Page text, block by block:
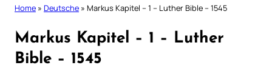
Home » Deutsche » Markus Kapitel – 1 – Luther Bible – 1545
Markus Kapitel – 1 – Luther
Bible – 1545